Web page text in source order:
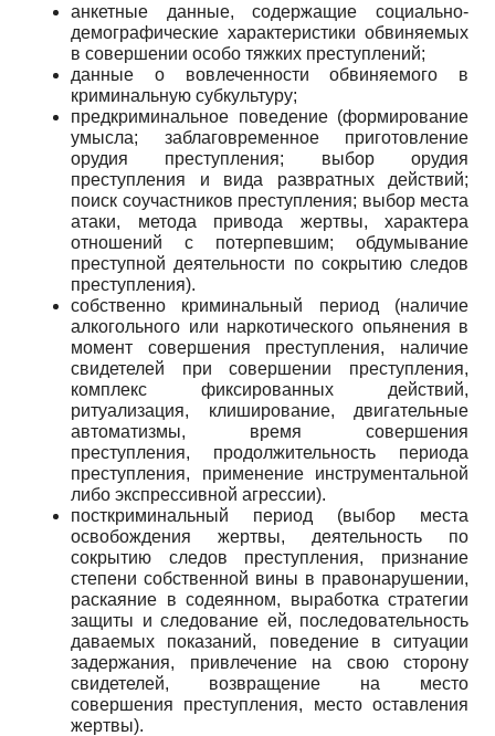
анкетные данные, содержащие социально-
демографические характеристики обвиняемых
в совершении особо тяжких преступлений;
данные о вовлеченности обвиняемого в
криминальную субкультуру;
предкриминальное поведение (формирование
умысла; заблаговременное приготовление
орудия преступления; выбор орудия
преступления и вида развратных действий;
поиск соучастников преступления; выбор места
атаки, метода привода жертвы, характера
отношений с потерпевшим; обдумывание
преступной деятельности по сокрытию следов
преступления).
собственно криминальный период (наличие
алкогольного или наркотического опьянения в
момент совершения преступления, наличие
свидетелей при совершении преступления,
комплекс фиксированных действий,
ритуализация, клиширование, двигательные
автоматизмы, время совершения
преступления, продолжительность периода
преступления, применение инструментальной
либо экспрессивной агрессии).
посткриминальный период (выбор места
освобождения жертвы, деятельность по
сокрытию следов преступления, признание
степени собственной вины в правонарушении,
раскаяние в содеянном, выработка стратегии
защиты и следование ей, последовательность
даваемых показаний, поведение в ситуации
задержания, привлечение на свою сторону
свидетелей, возвращение на место
совершения преступления, место оставления
жертвы).